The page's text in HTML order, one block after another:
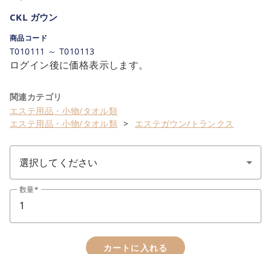
CKL ガウン
商品コード
T010111 ～ T010113
ログイン後に価格表示します。
関連カテゴリ
エステ用品・小物/タオル類
エステ用品・小物/タオル類
エステガウン/トランクス
数量
カートに入れる